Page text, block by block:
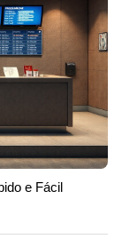
e Fácil